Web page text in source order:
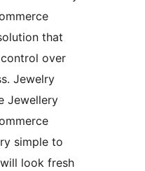
that
over
Jewelry
Jewellery
simple to
look fresh